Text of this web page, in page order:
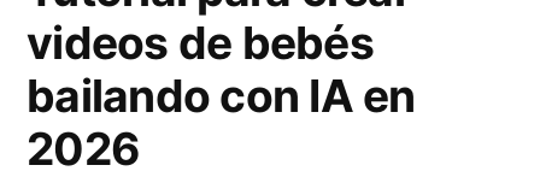
-
E
videos de bebés
bailando con IA en
2026